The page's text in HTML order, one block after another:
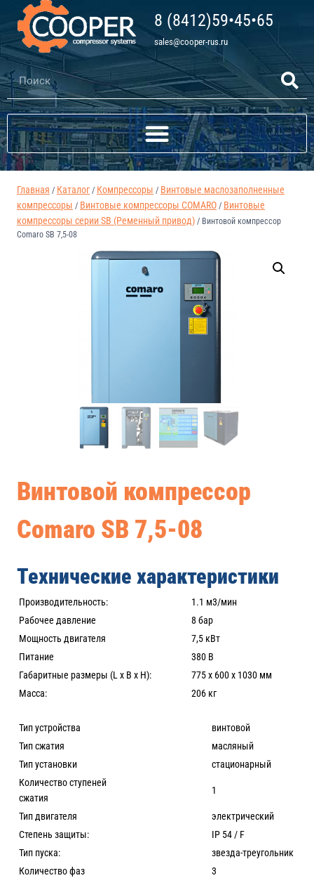
8 (8412)59•45•65
sales@cooper-rus.ru
Главная / Каталог / Компрессоры / Винтовые маслозаполненные
компрессоры / Винтовые компрессоры COMARO / Винтовые
компрессоры серии SB (Ременный привод) / Винтовой компрессор
Comaro SB 7,5-08
Винтовой компрессор
Comaro SB 7,5-08
Технические характеристики
Производительность:
1.1 м3/мин
Рабочее давление
8 бар
Мощность двигателя
7,5 кВт
Питание
380 В
Габаритные размеры (L x B x H):
775 х 600 х 1030 мм
Масса:
206 кг
Тип устройства
винтовой
Тип сжатия
масляный
Тип установки
стационарный
Количество ступеней
сжатия
1
Тип двигателя
электрический
Степень защиты:
IP 54 / F
Тип пуска:
звезда-треугольник
Количество фаз
3